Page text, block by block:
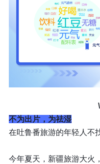
不为出片，为祛湿
在吐鲁番旅游的年轻人不
今年夏天，新疆旅游大火